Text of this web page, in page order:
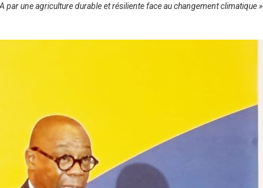
par une agriculture durable et résiliente face au changement climatique ».